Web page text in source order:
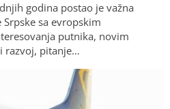
godina postao je važna
Srpske sa evropskim
putnika, novim
razvoj, pitanje…